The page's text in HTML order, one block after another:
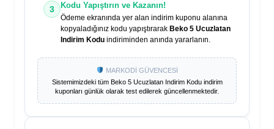
3 Kodu Yapıştırın ve Kazanın!
Ödeme ekranında yer alan indirim kuponu alanına
kopyaladığınız kodu yapıştırarak Beko 5 Ucuzlatan
Indirim Kodu indiriminden anında yararlanın.
MARKODİ GÜVENCESİ
Sistemimizdeki tüm Beko 5 Ucuzlatan Indirim Koduindirim
kuponları günlük olarak test edilerek güncellenmektedir.